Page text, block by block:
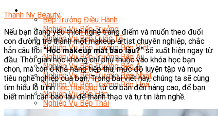
Đầu Bếp
Bếp Trưởng Điều Hành
Nghiệp Vụ Bếp Trưởng
Nghiệp Vụ Bếp Quốc Tế
Nghiệp Vụ Bếp Trưởng Bếp Việt
Nghiệp Vụ Bếp Trưởng Bếp Âu
Nghiệp Vụ Bếp Trưởng Bếp Á
Nghiệp Vụ Bếp Trưởng Bếp Nhật
Nghiệp Vụ Bếp Trưởng Bếp Hoa
Nghiệp Vụ Bếp Hàn
Nghiệp Vụ Bếp Thái
Nghiệp Vụ Bếp Chay
Thanh Ny Beauty
Nếu bạn đang yêu thích nghề trang điểm và muốn theo đuổi
con đường trở thành một makeup artist chuyên nghiệp, chắc
hẳn câu hỏi “Học makeup mất bao lâu?” sẽ xuất hiện ngay từ
đầu. Thời gian học không chỉ phụ thuộc vào khóa học bạn
chọn, mà còn ở khả năng tiếp thu, mức độ luyện tập và mục
tiêu nghề nghiệp của bạn. Trong bài viết này, chúng ta sẽ cùng
tìm hiểu lộ trìnhhọc makeuptừ cơ bản đến nâng cao, để bạn
biết mình cần bao lâu để thành thạo và tự tin làm nghề.